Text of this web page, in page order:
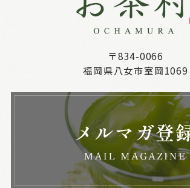
〒834-0066
福岡県八女市室岡1069